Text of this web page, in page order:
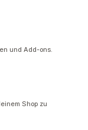
und Add-ons.
Shop zu